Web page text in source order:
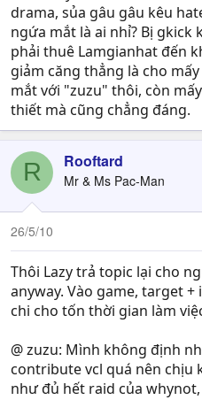
drama, sủa gâu gâu kêu
ngứa mắt là ai nhỉ? Bị gkick
phải thuê Lamgianhat đến
giảm căng thẳng là cho
mắt với "zuzu" thôi, còn
thiết mà cũng chẳng đáng.
R Rooftard
Mr & Ms Pac-Man
26/5/10
Thôi Lazy trả topic lại cho
anyway. Vào game, target
chi cho tốn thời gian làm
@ zuzu: Mình không định
contribute vcl quá nên chịu
như đủ hết raid của